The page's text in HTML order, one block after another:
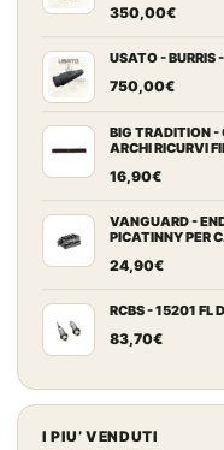
350,00€
USATO - BURRIS
750,00€
BIG TRADITION -
ARCHI RICURVI
16,90€
VANGUARD -
PICATINNY PER
24,90€
RCBS - 15201 FL
83,70€
I PIU’ VENDUTI